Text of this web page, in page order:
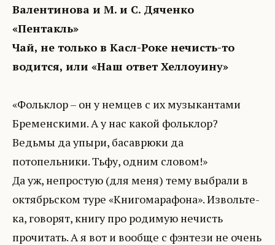
Валентинова и М. и С. Дяченко
«Пентакль»
Чай, не только в Касл-Роке нечисть-то
водится, или «Наш ответ Хеллоуину»
«Фольклор – он у немцев с их музыкантами
Бременскими. А у нас какой фольклор?
Ведьмы да упыри, басаврюки да
потопельники. Тьфу, одним словом!»
Да уж, непростую (для меня) тему выбрали в
октябрьском туре «Книгомарафона». Извольте-
ка, говорят, книгу про родимую нечисть
прочитать. А я вот и вообще с фэнтези не очень